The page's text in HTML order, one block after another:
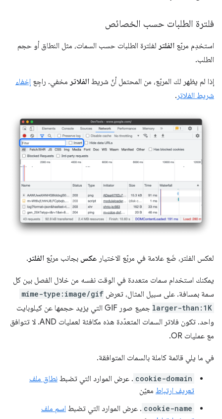
فلترة الطلبات حسب الخصائص
استخدِم مربّع الفلتر لفلترة الطلبات حسب السمات، مثل النطاق أو حجم
الطلب.
إذا لم يظهر لك المربّع، من المحتمل أنّ شريط الفلاتر مخفي. راجِع إخفاء
شريط الفلاتر .
لعكس الفلتر، ضَع علامة في مربّع الاختيار عكس بجانب مربّع الفلتر .
يمكنك استخدام سمات متعددة في الوقت نفسه من خلال الفصل بين كل
سمة بمسافة. على سبيل المثال، تعرض mime-type:image/gif
larger-than:1K
جميع صور GIF التي يزيد حجمها عن كيلوبايت
واحد. تكون فلاتر السمات المتعدّدة هذه مكافئة لعمليات AND. لا تتوافق
مع عمليات OR.
في ما يلي قائمة كاملة بالسمات المتوافقة.
cookie-domain . عرض الموارد التي تضبط نطاق ملف
تعريف ارتباط معيّن
cookie-name . عرض الموارد التي تضبط اسم ملف